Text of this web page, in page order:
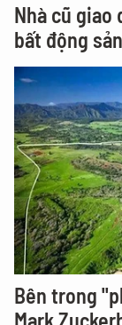
Nhà cũ
bất động
Bên trong